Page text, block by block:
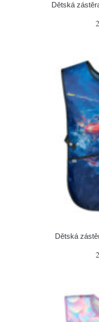
Dětská
Dětská